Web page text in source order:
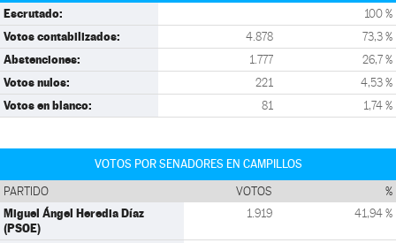
Escrutado: 100 %
Votos contabilizados: 4.878 73,3 %
Abstenciones: 1.777 26,7 %
Votos nulos: 221 4,53 %
Votos en blanco: 81 1,74 %
VOTOS POR SENADORES EN CAMPILLOS
PARTIDO VOTOS %
Miguel Ángel Heredia Díaz
(PSOE)
1.919 41,94 %